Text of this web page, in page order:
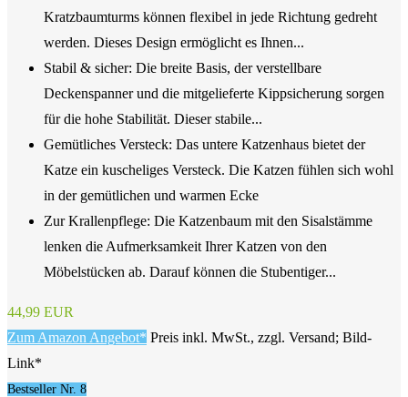
Kratzbaumturms können flexibel in jede Richtung gedreht
werden. Dieses Design ermöglicht es Ihnen...
Stabil & sicher: Die breite Basis, der verstellbare
Deckenspanner und die mitgelieferte Kippsicherung sorgen
für die hohe Stabilität. Dieser stabile...
Gemütliches Versteck: Das untere Katzenhaus bietet der
Katze ein kuscheliges Versteck. Die Katzen fühlen sich wohl
in der gemütlichen und warmen Ecke
Zur Krallenpflege: Die Katzenbaum mit den Sisalstämme
lenken die Aufmerksamkeit Ihrer Katzen von den
Möbelstücken ab. Darauf können die Stubentiger...
44,99 EUR
Zum Amazon Angebot* Preis inkl. MwSt., zzgl. Versand; Bild-
Link*
Bestseller Nr. 8